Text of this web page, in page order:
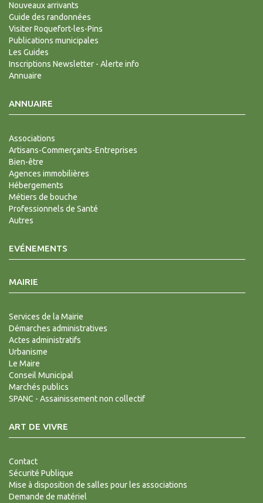
Nouveaux arrivants
Guide des randonnées
Visiter Roquefort-les-Pins
Publications municipales
Les Guides
Inscriptions Newsletter - Alerte info
Annuaire
ANNUAIRE
Associations
Artisans-Commerçants-Entreprises
Bien-être
Agences immobilières
Hébergements
Métiers de bouche
Professionnels de Santé
Autres
EVÉNEMENTS
MAIRIE
Services de la Mairie
Démarches administratives
Actes administratifs
Urbanisme
Le Maire
Conseil Municipal
Marchés publics
SPANC - Assainissement non collectif
ART DE VIVRE
Contact
Sécurité Publique
Mise à disposition de salles pour les associations
Demande de matériel